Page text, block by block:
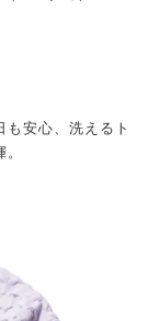
安心、洗えるト